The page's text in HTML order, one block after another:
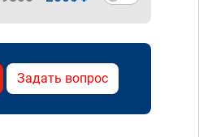
Задать вопрос